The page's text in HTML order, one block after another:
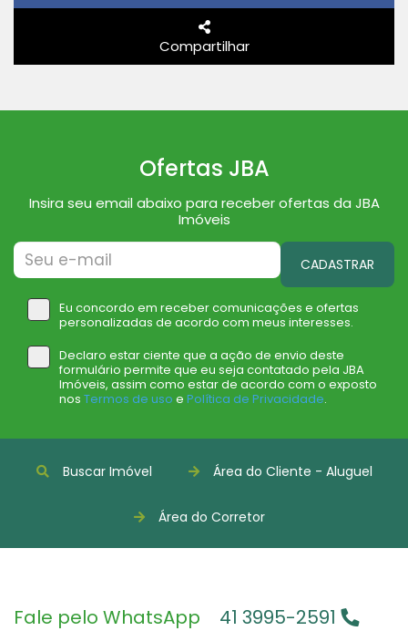
Compartilhar
Ofertas JBA
Insira seu email abaixo para receber ofertas da JBA
Imóveis
CADASTRAR
Eu concordo em receber comunicações e ofertas
personalizadas de acordo com meus interesses.
Declaro estar ciente que a ação de envio deste
formulário permite que eu seja contatado pela JBA
Imóveis, assim como estar de acordo com o exposto
nos Termos de uso e Política de Privacidade.
Buscar Imóvel Área do Cliente - Aluguel
Área do Corretor
Fale pelo WhatsApp 41 3995-2591